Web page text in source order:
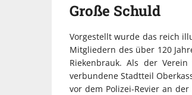
Große Schuld
Vorgestellt wurde das reich
Mitgliedern des über 120
Riekenbrauk. Als der
verbundene Stadtteil
vor dem Polizei-Revier an